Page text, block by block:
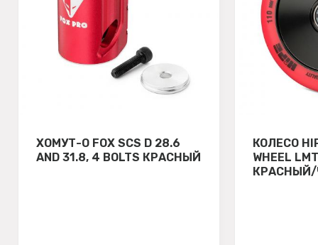
ХОМУТ-О FOX SCS D 28.6
AND 31.8, 4 BOLTS КРАСНЫЙ
КОЛЕСО
WHEEL